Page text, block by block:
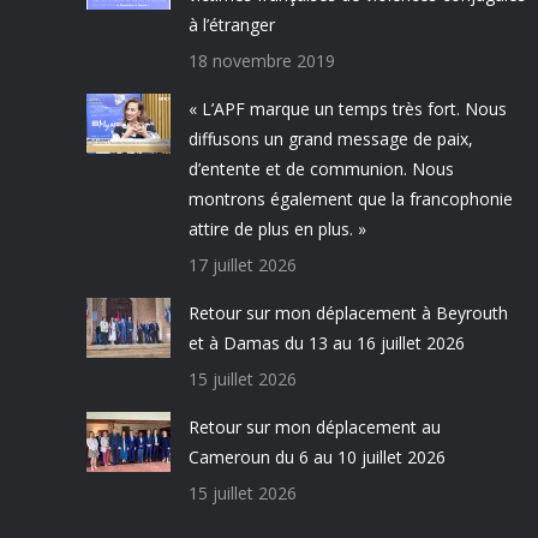
à l’étranger
18 novembre 2019
« L’APF marque un temps très fort. Nous
diffusons un grand message de paix,
d’entente et de communion. Nous
montrons également que la francophonie
attire de plus en plus. »
17 juillet 2026
Retour sur mon déplacement à Beyrouth
et à Damas du 13 au 16 juillet 2026
15 juillet 2026
Retour sur mon déplacement au
Cameroun du 6 au 10 juillet 2026
15 juillet 2026